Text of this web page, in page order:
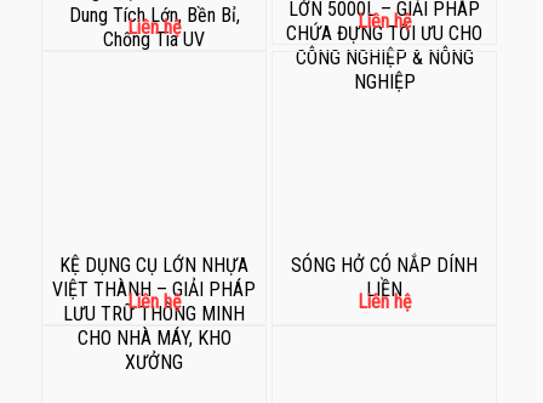
Dung Tích Lớn, Bền Bỉ,
Chống Tia UV
Liên hệ
LỚN 5000L – GIẢI PHÁP
CHỨA ĐỰNG TỐI ƯU CHO
CÔNG NGHIỆP & NÔNG
NGHIỆP
Liên hệ
KỆ DỤNG CỤ LỚN NHỰA
VIỆT THÀNH – GIẢI PHÁP
LƯU TRỮ THÔNG MINH
CHO NHÀ MÁY, KHO
XƯỞNG
Liên hệ
SÓNG HỞ CÓ NẮP DÍNH
LIỀN
Liên hệ